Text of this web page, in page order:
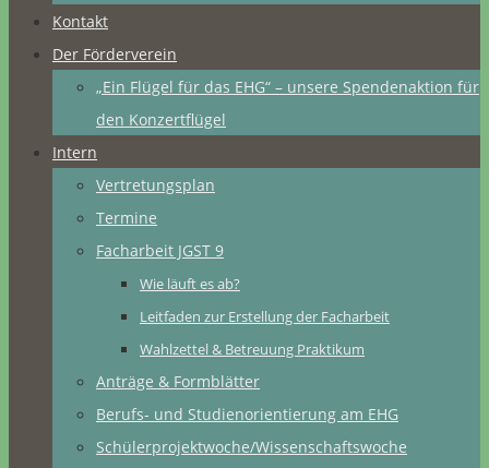
Kontakt
Der Förderverein
„Ein Flügel für das EHG“ – unsere Spendenaktion für
den Konzertflügel
Intern
Vertretungsplan
Termine
Facharbeit JGST 9
Wie läuft es ab?
Leitfaden zur Erstellung der Facharbeit
Wahlzettel & Betreuung Praktikum
Anträge & Formblätter
Berufs- und Studienorientierung am EHG
Schülerprojektwoche/Wissenschaftswoche